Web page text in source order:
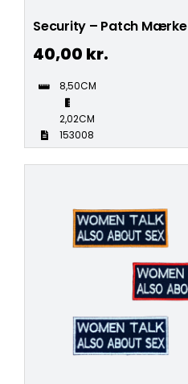
Security – Patch Mærke
40,00 kr.
8,50CM
2,02CM
153008